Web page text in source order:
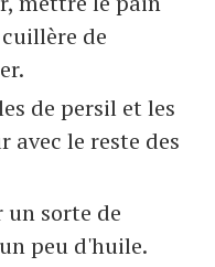
de
de persil et les
avec le reste des
sorte de
peu d'huile.